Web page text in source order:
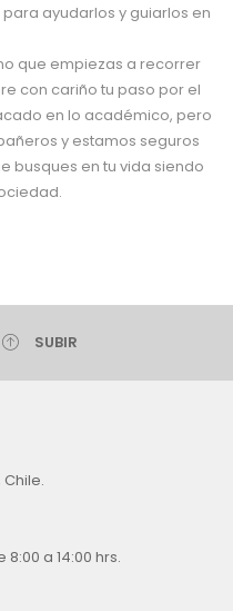
ayudarlos y guiarlos en
que empiezas a recorrer
con cariño tu paso por el
en lo académico, pero
y estamos seguros
busques en tu vida siendo
SUBIR
a 14:00 hrs.